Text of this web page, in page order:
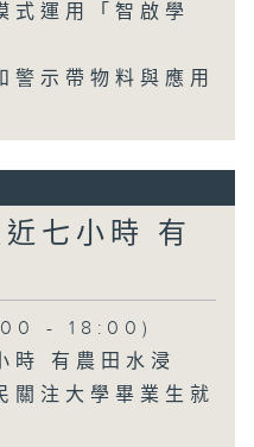
式運用「智啟學
警示帶物料與應用
七小時 有
- 18:00)
時 有農田水浸
關注大學畢業生就